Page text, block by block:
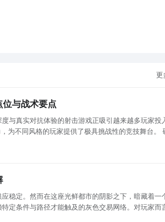
更
位与战术要点
与真实对抗体验的射击游戏正吸引越来越多玩家投
为不同风格的玩家提供了极具挑战性的竞技舞台。
稳定。然而在这座光鲜都市的阴影之下，暗藏着一
定条件与路径才能触及的灰色交易网络。对玩家而